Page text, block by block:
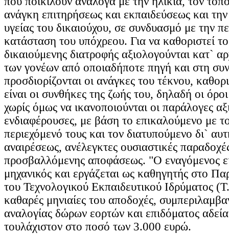
ανάγκη επιτηρήσεως και εκπαιδεύσεως και
υγείας του δικαιούχου, σε συνδυασμό με την
κατάσταση του υπόχρεου. Για να καθοριστεί
δικαιούμενης διατροφής αξιολογούνται κατ`
των γονέων από οποιαδήποτε πηγή και στη
προσδιορίζονται οι ανάγκες του τέκνου,
είναι οι συνθήκες της ζωής του, δηλαδή οι
χωρίς όμως να ικανοποιούνται οι παράλογες
ενδιαφέρουσες, με βάση το επικαλούμενο με
περιεχόμενό τους και τον διατυπούμενο δι`
αναιρέσεως, ανέλεγκτες ουσιαστικές
προσβαλλόμενης αποφάσεως. "Ο εναγόμενος
μηχανικός και εργάζεται ως καθηγητής στο
του Τεχνολογικού Εκπαιδευτικού Ιδρύματος
καθαρές μηνιαίες του αποδοχές,
αναλογίας δώρων εορτών και επιδόματος
τουλάχιστον στο ποσό των 3.000 ευρώ.